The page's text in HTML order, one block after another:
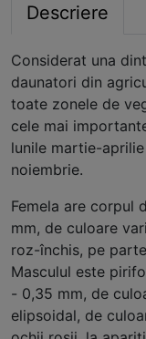
Descriere
Considerat una
daunatori din
toate zonele de
cele mai
lunile martie-
noiembrie.
Femela are corpul
mm, de culoare
roz-închis, pe
Masculul este
- 0,35 mm, de
elipsoidal, de